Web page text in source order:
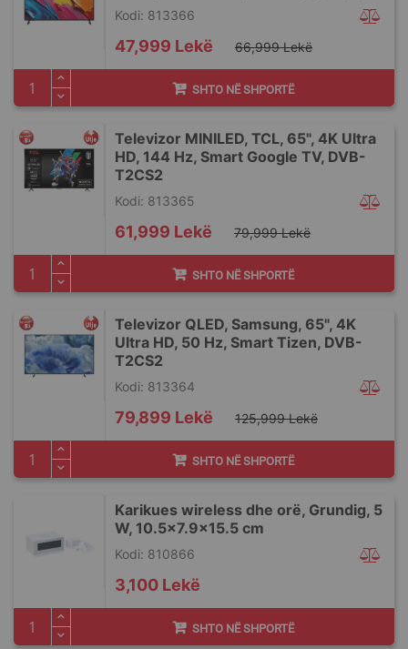
Special
Price
47,999 Lekë 66,999 Lekë
Kodi: 813366
SHTO NË SHPORTË
Televizor MINILED, TCL, 65", 4K Ultra
HD, 144 Hz, Smart Google TV, DVB-
T2CS2
Special
Price
61,999 Lekë 79,999 Lekë
Kodi: 813365
SHTO NË SHPORTË
Televizor QLED, Samsung, 65", 4K
Ultra HD, 50 Hz, Smart Tizen, DVB-
T2CS2
Special
Price
79,899 Lekë 125,999 Lekë
Kodi: 813364
SHTO NË SHPORTË
Karikues wireless dhe orë, Grundig, 5
W, 10.5x7.9x15.5 cm
3,100 Lekë
Kodi: 810866
SHTO NË SHPORTË